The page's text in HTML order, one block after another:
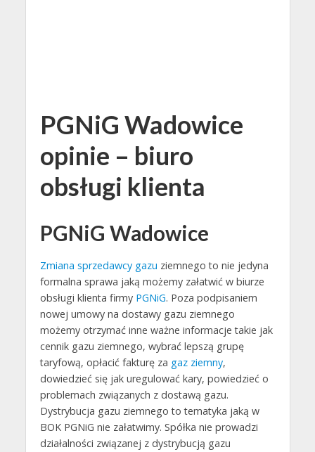
PGNiG Wadowice
opinie – biuro
obsługi klienta
PGNiG Wadowice
Zmiana sprzedawcy gazu ziemnego to nie jedyna
formalna sprawa jaką możemy załatwić w biurze
obsługi klienta firmy PGNiG. Poza podpisaniem
nowej umowy na dostawy gazu ziemnego
możemy otrzymać inne ważne informacje takie jak
cennik gazu ziemnego, wybrać lepszą grupę
taryfową, opłacić fakturę za gaz ziemny,
dowiedzieć się jak uregulować kary, powiedzieć o
problemach związanych z dostawą gazu.
Dystrybucja gazu ziemnego to tematyka jaką w
BOK PGNiG nie załatwimy. Spółka nie prowadzi
działalności związanej z dystrybucją gazu